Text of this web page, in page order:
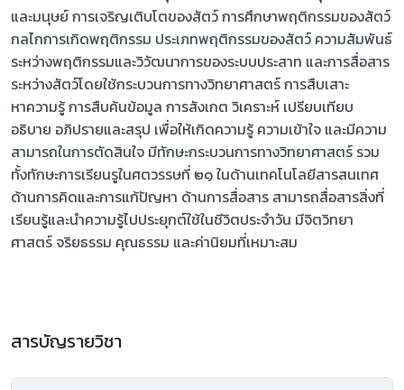
และมนุษย์ การเจริญเติบโตของสัตว์ การศึกษาพฤติกรรมของสัตว์
กลไกการเกิดพฤติกรรม ประเภทพฤติกรรมของสัตว์ ความสัมพันธ์
ระหว่างพฤติกรรมและวิวัฒนาการของระบบประสาท และการสื่อสาร
ระหว่างสัตว์โดยใช้กระบวนการทางวิทยาศาสตร์ การสืบเสาะ
หาความรู้ การสืบค้นข้อมูล การสังเกต วิเคราะห์ เปรียบเทียบ
อธิบาย อภิปรายและสรุป เพื่อให้เกิดความรู้ ความเข้าใจ และมีความ
สามารถในการตัดสินใจ มีทักษะกระบวนการทางวิทยาศาสตร์ รวม
ทั้งทักษะการเรียนรูในศตวรรษที่ ๒๑ ในด้านเทคโนโลยีสารสนเทศ
ด้านการคิดและการแก้ปัญหา ด้านการสื่อสาร สามารถสื่อสารสิ่งที่
เรียนรู้และนำความรู้ไปประยุกต์ใช้ในชีวิตประจำวัน มีจิตวิทยา
ศาสตร์ จริยธรรม คุณธรรม และค่านิยมที่เหมาะสม
สารบัญรายวิชา